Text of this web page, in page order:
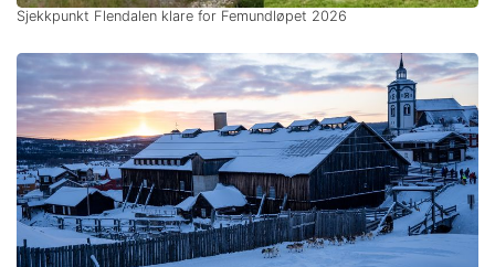
Sjekkpunkt Flendalen klare for Femundløpet 2026